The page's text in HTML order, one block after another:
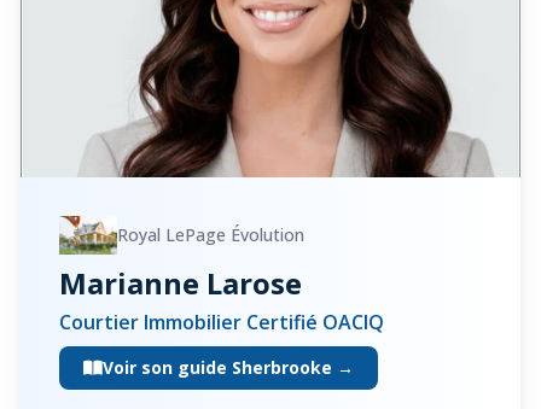
Royal LePage Évolution
Marianne Larose
Courtier Immobilier Certifié OACIQ
Voir son guide Sherbrooke →